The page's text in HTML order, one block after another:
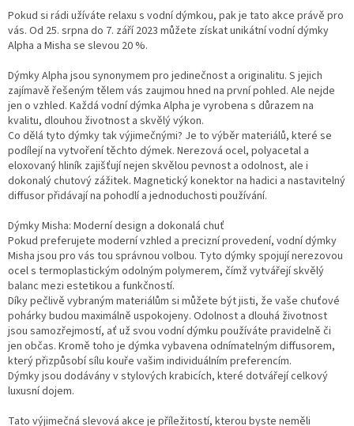
Pokud si rádi užíváte relaxu s vodní dýmkou, pak je tato akce právě pro
vás. Od 25. srpna do 7. září 2023 můžete získat unikátní vodní dýmky
Alpha a Misha se slevou 20 %.
Dýmky Alpha jsou synonymem pro jedinečnost a originalitu. S jejich
zajímavě řešeným tělem vás zaujmou hned na první pohled. Ale nejde
jen o vzhled. Každá vodní dýmka Alpha je vyrobena s důrazem na
kvalitu, dlouhou životnost a skvělý výkon.
Co dělá tyto dýmky tak výjimečnými? Je to výběr materiálů, které se
podílejí na vytvoření těchto dýmek. Nerezová ocel, polyacetal a
eloxovaný hliník zajišťují nejen skvělou pevnost a odolnost, ale i
dokonalý chutový zážitek. Magnetický konektor na hadici a nastavitelný
diffusor přidávají na pohodlí a jednoduchosti používání.
Dýmky Misha: Moderní design a dokonalá chuť
Pokud preferujete moderní vzhled a precizní provedení, vodní dýmky
Misha jsou pro vás tou správnou volbou. Tyto dýmky spojují nerezovou
ocel s termoplastickým odolným polymerem, čímž vytvářejí skvělý
balanc mezi estetikou a funkčností.
Díky pečlivě vybraným materiálům si můžete být jisti, že vaše chuťové
pohárky budou maximálně uspokojeny. Odolnost a dlouhá životnost
jsou samozřejmostí, ať už svou vodní dýmku používáte pravidelně či
jen občas. Kromě toho je dýmka vybavena odnímatelným diffusorem,
který přizpůsobí sílu kouře vašim individuálním preferencím.
Dýmky jsou dodávány v stylových krabicích, které dotvářejí celkový
luxusní dojem.
Tato výjimečná slevová akce je příležitostí, kterou byste neměli